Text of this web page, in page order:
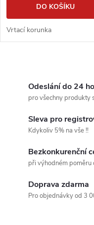
DO KOŠÍKU
Vrtací korunka
Odeslání do 24
pro všechny produkty
Sleva pro
Kdykoliv 5% na vše !!
Bezkonkurenční
při výhodném poměru
Doprava zdarma
Pro objednávky od 3